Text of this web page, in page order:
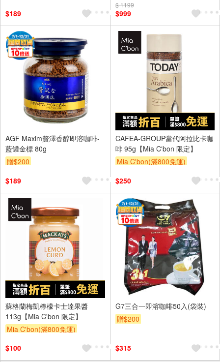
$189
$ 1199
$999
AGF Maxim贅澤香醇即溶咖啡-
藍罐金標 80g
贈$200
$189
CAFEA-GROUP當代阿拉比卡咖
啡 95g【Mia C'bon 限定】
Mia C'bon(滿800免運)
$250
蘇格蘭梅凱檸檬卡士達果醬
113g【Mia C'bon 限定】
Mia C'bon(滿800免運)
$100
G7三合一即溶咖啡50入(袋裝)
贈$200
$315